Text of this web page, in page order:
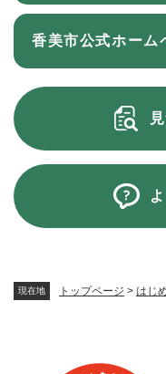
現在地 トップページ > はじ
香美市公式ホーム